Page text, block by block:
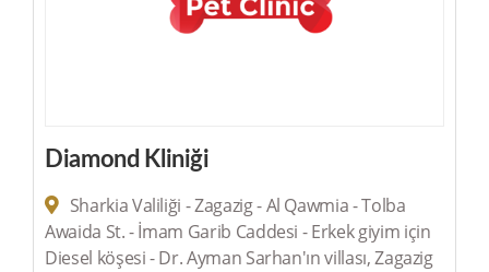
Diamond Kliniği
Sharkia Valiliği - Zagazig - Al Qawmia - Tolba
Awaida St. - İmam Garib Caddesi - Erkek giyim için
Diesel köşesi - Dr. Ayman Sarhan'ın villası, Zagazig